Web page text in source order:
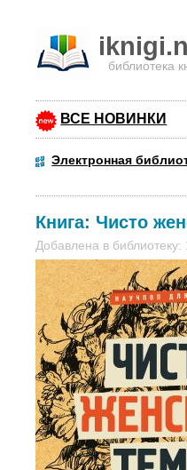
библиотека
ВСЕ НОВИНКИ
Электронная
Книга: Чисто
Добавлена в